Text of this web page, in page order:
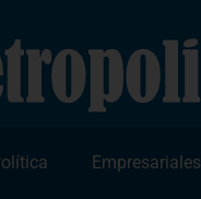
Empresariales